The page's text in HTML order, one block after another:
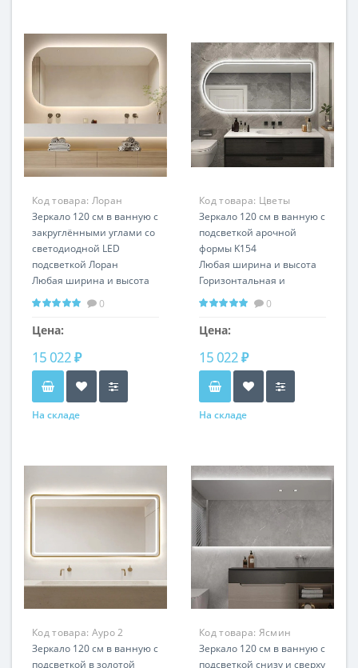
Код товара: Лоран
RSL0022
Зеркало 120 см в ванную с
закруглёнными углами со
светодиодной LED
подсветкой Лоран
Любая ширина и высота
Горизонтальная и
вертикальная установка
0
Цена:
15 022 ₽
На складе
Код товара: Цветы
RSL0001
Зеркало 120 см в ванную с
подсветкой арочной
формы K154
Любая ширина и высота
Горизонтальная и
вертикальная установка
0
Цена:
15 022 ₽
На складе
Код товара: Ауро 2
RSL1266
Зеркало 120 см в ванную с
подсветкой в золотой
Код товара: Ясмин
RSL0011
Зеркало 120 см в ванную с
подсветкой снизу и сверху